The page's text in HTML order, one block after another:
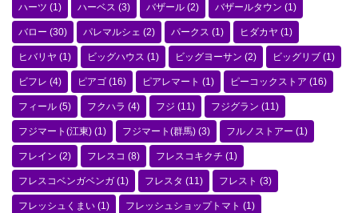
ハーツ (1) ハーベス (3) バザール (2) バザールタウン (1)
バロー (30) パレマルシェ (2) パークス (1) ヒダカヤ (1)
ヒバリヤ (1) ビッグハウス (1) ビッグヨーサン (2) ビッグリブ (1)
ビフレ (4) ピアゴ (16) ピアレマート (1) ピーコックストア (16)
フィール (5) フクハラ (4) フジ (11) フジグラン (11)
フジマート(江東) (1) フジマート(群馬) (3) フルノストアー (1)
フレイン (2) フレスコ (8) フレスコキクチ (1)
フレスコベンガベンガ (1) フレスタ (11) フレスト (3)
フレッシュくまい (1) フレッシュショップトマト (1)